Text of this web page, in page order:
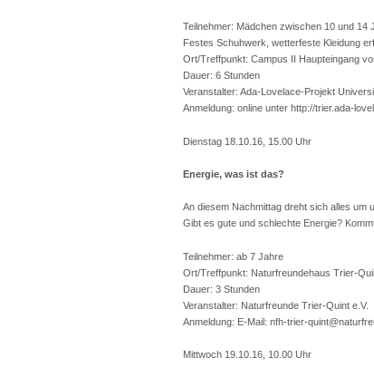
Teilnehmer: Mädchen zwischen 10 und 14
Festes Schuhwerk, wetterfeste Kleidung
Ort/Treffpunkt: Campus II Haupteingang
Dauer: 6 Stunden
Veranstalter: Ada-Lovelace-Projekt
Anmeldung: online unter http://trier.ada-
Dienstag 18.10.16, 15.00 Uhr
Energie, was ist das?
An diesem Nachmittag dreht sich alles um
Gibt es gute und schlechte Energie?
Teilnehmer: ab 7 Jahre
Ort/Treffpunkt: Naturfreundehaus Trier-
Dauer: 3 Stunden
Veranstalter: Naturfreunde Trier-Quint e.V.
Anmeldung: E-Mail: nfh-trier-
Mittwoch 19.10.16, 10.00 Uhr